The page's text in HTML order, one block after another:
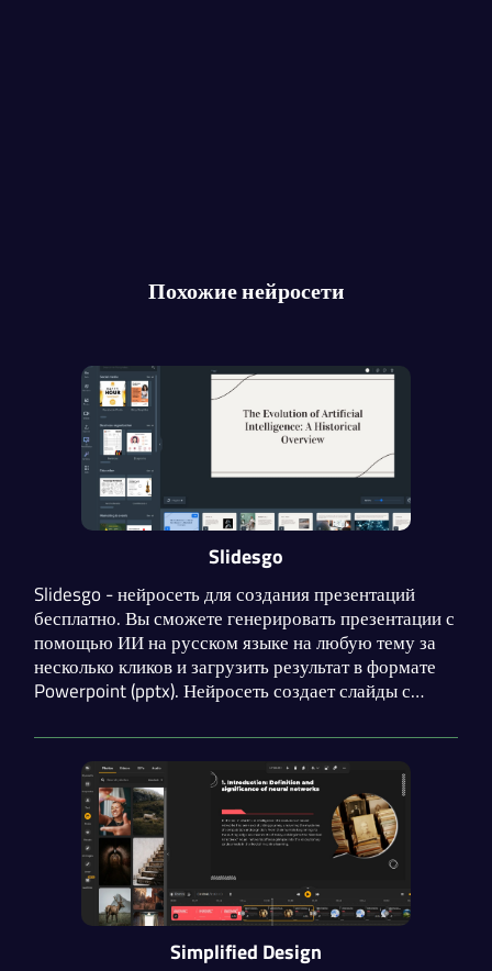
Похожие нейросети
Slidesgo
Slidesgo - нейросеть для создания презентаций
бесплатно. Вы сможете генерировать презентации с
помощью ИИ на русском языке на любую тему за
несколько кликов и загрузить результат в формате
Powerpoint (pptx). Нейросеть создает слайды с
шаблонов и редактирование плана.
Simplified Design